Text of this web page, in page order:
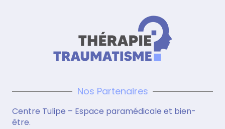
Nos Partenaires
Centre Tulipe – Espace paramédicale et bien-
être.